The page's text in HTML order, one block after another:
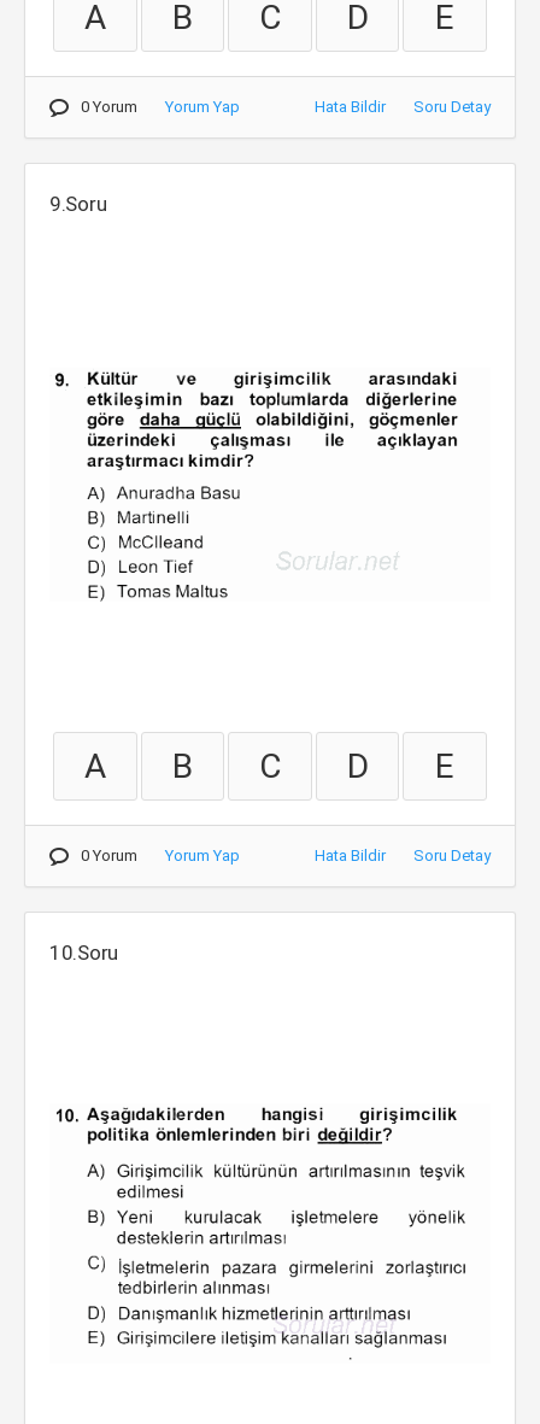
A B C D E
0 Yorum Yorum Yap Hata Bildir Soru Detay
9.Soru
A B C D E
0 Yorum Yorum Yap Hata Bildir Soru Detay
10.Soru